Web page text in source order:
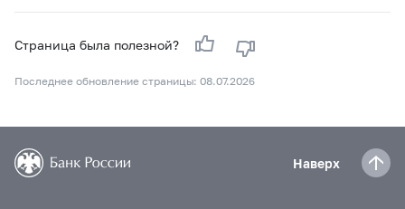
Страница была полезной?
Последнее обновление страницы: 08.07.2026
Наверх